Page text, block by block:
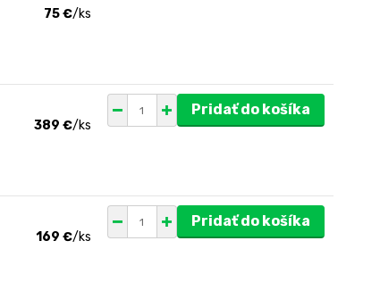
75 €/ks
389 €/ks
Pridať do košíka
169 €/ks
Pridať do košíka